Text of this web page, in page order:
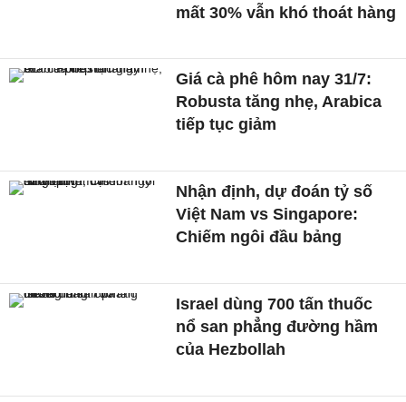
mất 30% vẫn khó thoát hàng
Giá cà phê hôm nay 31/7:
Robusta tăng nhẹ, Arabica
tiếp tục giảm
Nhận định, dự đoán tỷ số
Việt Nam vs Singapore:
Chiếm ngôi đầu bảng
Israel dùng 700 tấn thuốc
nổ san phẳng đường hầm
của Hezbollah